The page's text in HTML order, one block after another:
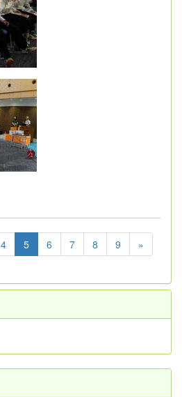
4 5 6 7 8 9 »